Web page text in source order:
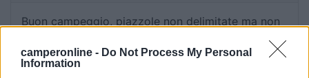
camperonline - Do Not Process My Personal
Information
Buon campeggio, piazzole non delimitate ma non
ristorante. Non troppo vicina dal centro. Quando
c'è l'Octoberfest è di fronte. La consiglio.